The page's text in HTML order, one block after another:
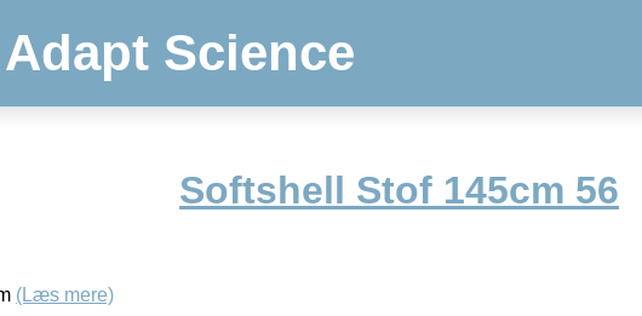
Adapt Science
Softshell Stof 145cm 56
(Læs mere)